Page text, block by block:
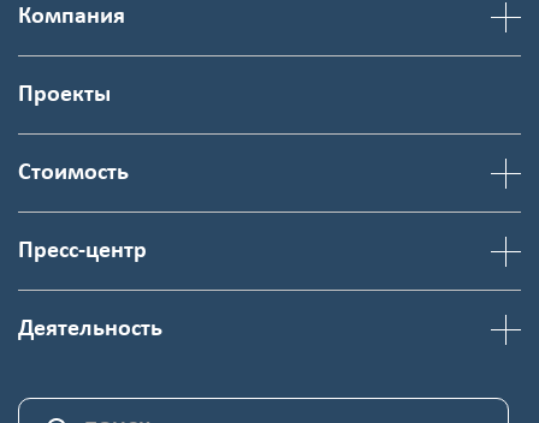
Компания
Проекты
Стоимость
Пресс-центр
Деятельность